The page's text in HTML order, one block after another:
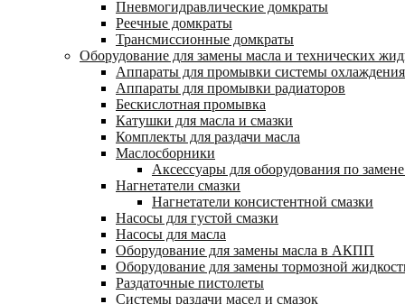
Пневмогидравлические домкраты
Реечные домкраты
Трансмиссионные домкраты
Оборудование для замены масла и технических
Аппараты для промывки системы охлаждения
Аппараты для промывки радиаторов
Бескислотная промывка
Катушки для масла и смазки
Комплекты для раздачи масла
Маслосборники
Аксессуары для оборудования по
Нагнетатели смазки
Нагнетатели консистентной смазки
Насосы для густой смазки
Насосы для масла
Оборудование для замены масла в АКПП
Оборудование для замены тормозной
Раздаточные пистолеты
Системы раздачи масел и смазок